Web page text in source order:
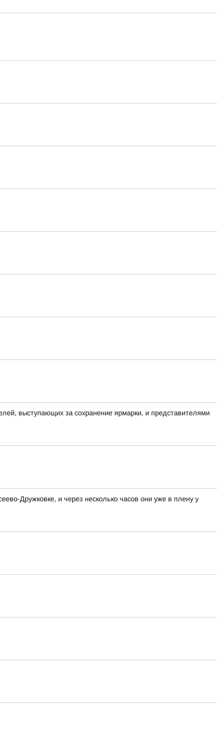
выступающих за сохранение ярмарки, и представителями
Дружковке, и через несколько часов они уже в плену у